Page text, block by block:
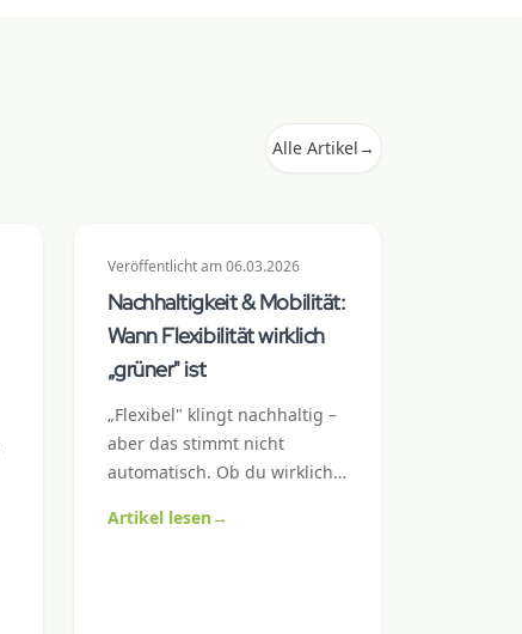
Alle Artikel→
Veröffentlicht am 06.03.2026
Nachhaltigkeit & Mobilität:
Wann Flexibilität wirklich
„grüner" ist
„Flexibel" klingt nachhaltig –
aber das stimmt nicht
automatisch. Ob du wirklich
unterwegs bist, hängt von
Artikel lesen→